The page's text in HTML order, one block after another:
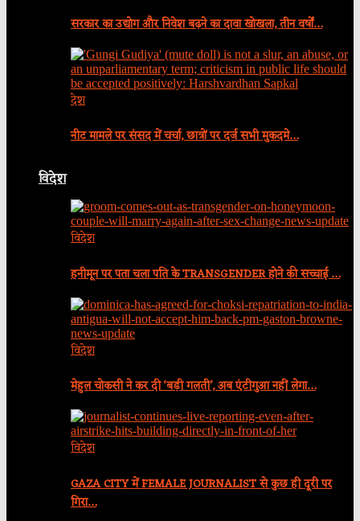
सरकार का उद्योग और निवेश बढ़ने का दावा खोखला, तीन वर्षों…
देश
नीट मामले पर संसद में चर्चा, छात्रों पर दर्ज सभी मुकदमे…
विदेश
विदेश
हनीमून पर पता चला पति के TRANSGENDER होने की सच्चाई …
विदेश
मेहुल चोकसी ने कर दी ‘बड़ी गलती’, अब एंटीगुआ नहीं लेगा…
विदेश
GAZA CITY में FEMALE JOURNALIST से कुछ ही दूरी पर
गिरा…